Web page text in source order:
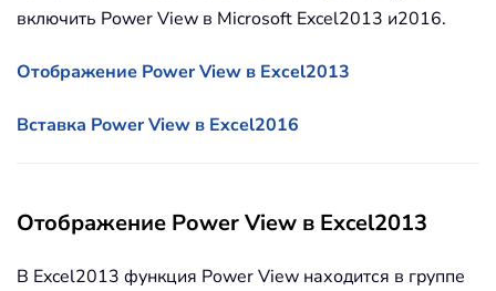
включить Power View в Microsoft Excel2013 и2016.
Отображение Power View в Excel2013
Вставка Power View в Excel2016
Отображение Power View в Excel2013
В Excel2013 функция Power View находится в группе